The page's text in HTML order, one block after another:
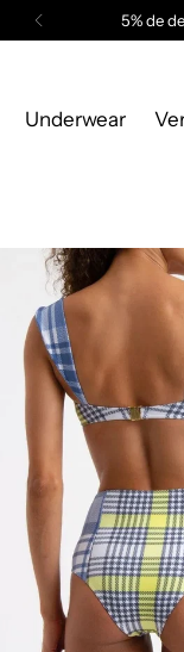
5% de
Underwear